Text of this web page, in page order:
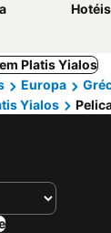
Platis Yialos
Europa
Yialos